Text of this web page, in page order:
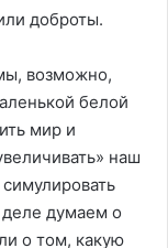
доброты.
возможно,
белой
мир и
наш
думаем о
о том, какую